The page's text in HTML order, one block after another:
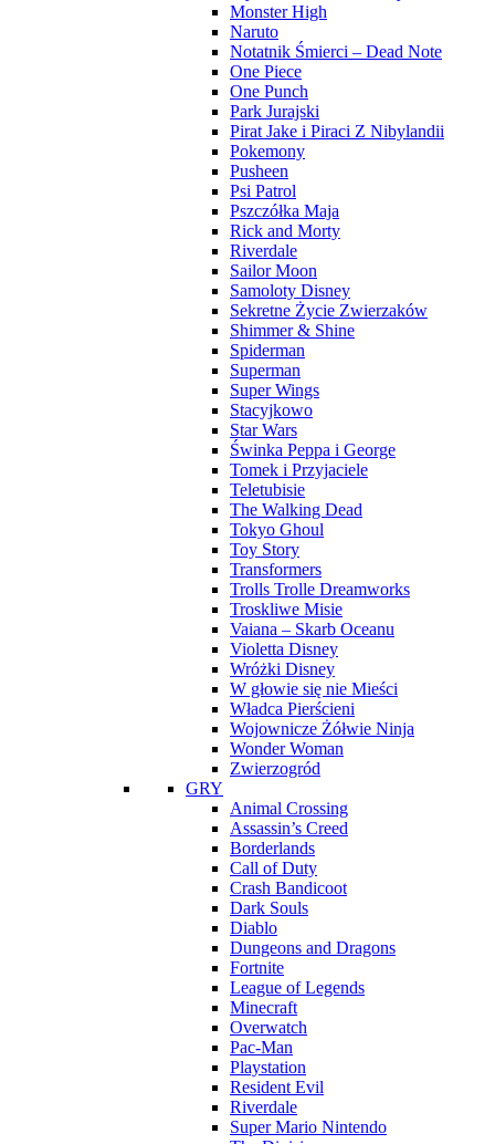
Monster High
Naruto
Notatnik Śmierci – Dead Note
One Piece
One Punch
Park Jurajski
Pirat Jake i Piraci Z Nibylandii
Pokemony
Pusheen
Psi Patrol
Pszczółka Maja
Rick and Morty
Riverdale
Sailor Moon
Samoloty Disney
Sekretne Życie Zwierzaków
Shimmer & Shine
Spiderman
Superman
Super Wings
Stacyjkowo
Star Wars
Świnka Peppa i George
Tomek i Przyjaciele
Teletubisie
The Walking Dead
Tokyo Ghoul
Toy Story
Transformers
Trolls Trolle Dreamworks
Troskliwe Misie
Vaiana – Skarb Oceanu
Violetta Disney
Wróżki Disney
W głowie się nie Mieści
Władca Pierścieni
Wojownicze Żółwie Ninja
Wonder Woman
Zwierzogród
GRY
Animal Crossing
Assassin’s Creed
Borderlands
Call of Duty
Crash Bandicoot
Dark Souls
Diablo
Dungeons and Dragons
Fortnite
League of Legends
Minecraft
Overwatch
Pac-Man
Playstation
Resident Evil
Riverdale
Super Mario Nintendo